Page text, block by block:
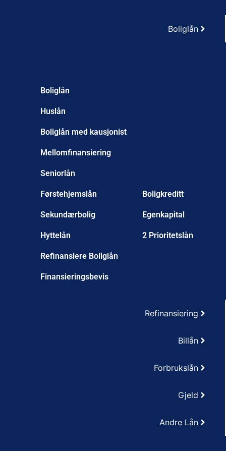
Boliglån
Refinansiering
Billån
Forbrukslån
Gjeld
Andre Lån
Boliglån
Huslån
Boliglån med kausjonist
Mellomfinansiering
Seniorlån
Førstehjemslån
Sekundærbolig
Hyttelån
Refinansiere Boliglån
Finansieringsbevis
Boligkreditt
Egenkapital
2 Prioritetslån